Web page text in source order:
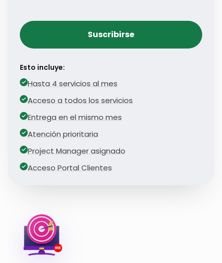
Suscribirse
Esto incluye:
Hasta 4 servicios al mes
Acceso a todos los servicios
Entrega en el mismo mes
Atención prioritaria
Project Manager asignado
Acceso Portal Clientes